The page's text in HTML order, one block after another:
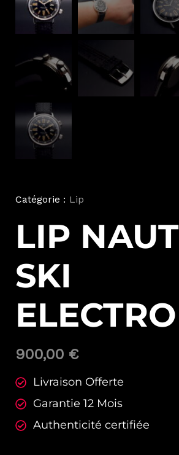
Catégorie : Lip
LIP
SKI
900,00 €
Livraison Offerte
Garantie 12 Mois
Authenticité certifiée